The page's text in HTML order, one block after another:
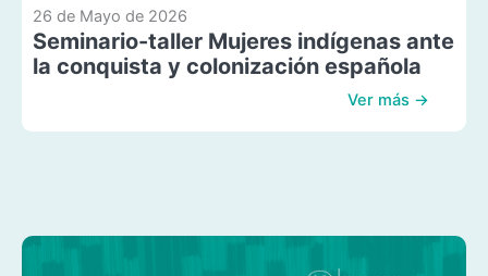
26 de Mayo de 2026
Seminario-taller Mujeres indígenas ante
la conquista y colonización española
Ver más →